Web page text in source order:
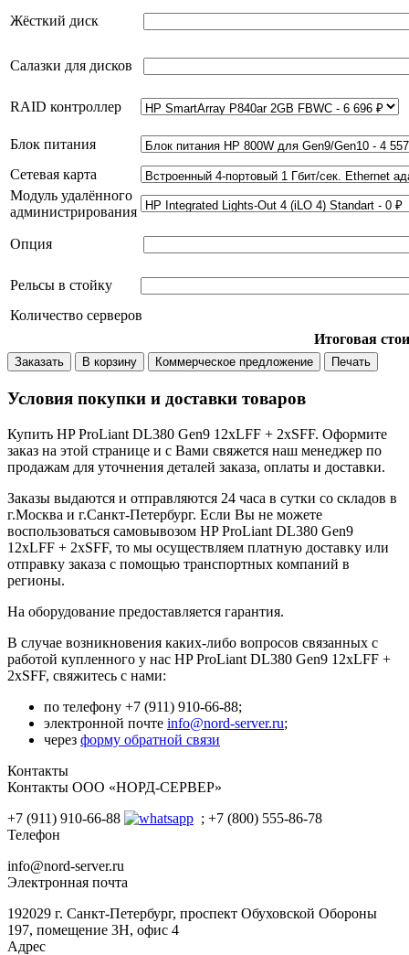
Жёсткий диск
Салазки для дисков
RAID контроллер
Блок питания
Сетевая карта
Модуль удалённого
администрирования
Опция
Рельсы в стойку
Количество серверов
Итоговая
Заказать В корзину Коммерческое предложение Печать
Условия покупки и доставки товаров
Купить HP ProLiant DL380 Gen9 12xLFF + 2xSFF. Оформите
заказ на этой странице и с Вами свяжется наш менеджер по
продажам для уточнения деталей заказа, оплаты и доставки.
Заказы выдаются и отправляются 24 часа в сутки со складов в
г.Москва и г.Санкт-Петербург. Если Вы не можете
воспользоваться самовывозом HP ProLiant DL380 Gen9
12xLFF + 2xSFF, то мы осуществляем платную доставку или
отправку заказа с помощью транспортных компаний в
регионы.
На оборудование предоставляется гарантия.
В случае возникновения каких-либо вопросов связанных с
работой купленного у нас HP ProLiant DL380 Gen9 12xLFF +
2xSFF, свяжитесь с нами:
по телефону +7 (911) 910-66-88;
электронной почте info@nord-server.ru;
через форму обратной связи
Контакты
Контакты ООО «НОРД-СЕРВЕР»
+7 (911) 910-66-88
; +7 (800) 555-86-78
Телефон
info@nord-server.ru
Электронная почта
192029 г. Санкт-Петербург, проспект Обуховской Обороны
197, помещение 3Н, офис 4
Адрес